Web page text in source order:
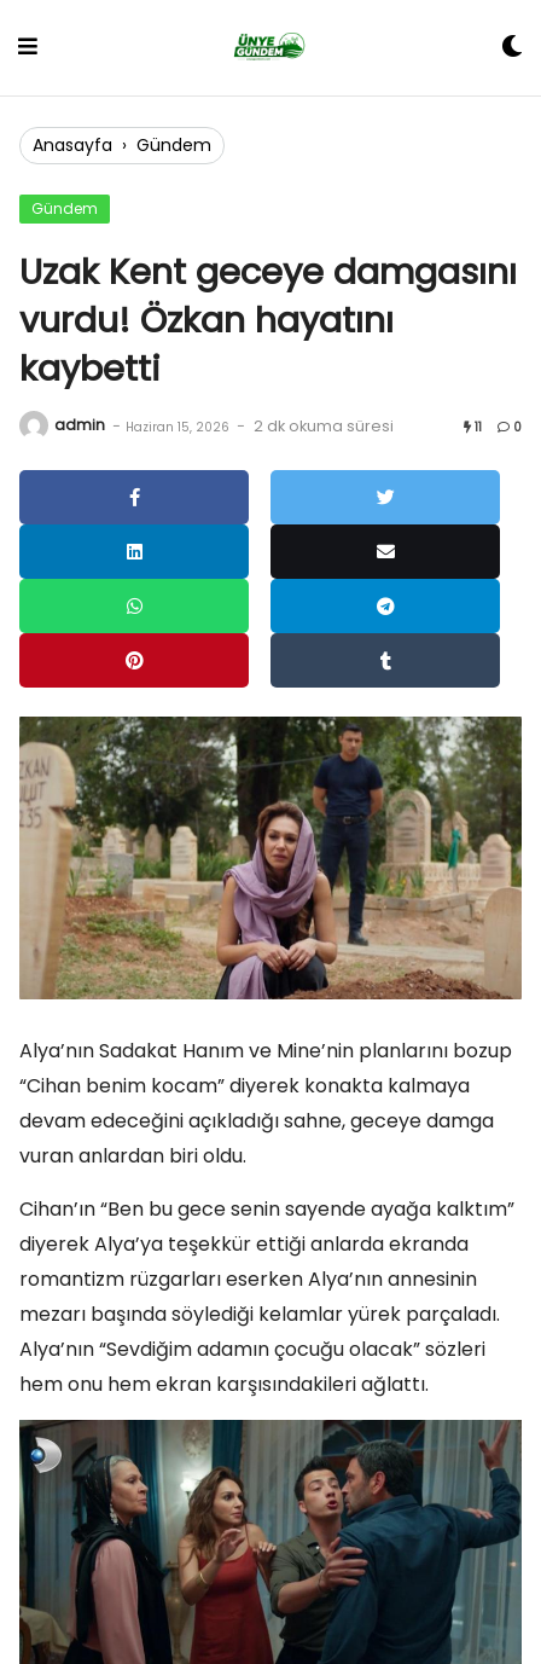
Anasayfa › Gündem
Gündem
Uzak Kent geceye damgasını
vurdu! Özkan hayatını
kaybetti
admin - Haziran 15, 2026 - 2 dk okuma süresi 11 0
Alya’nın Sadakat Hanım ve Mine’nin planlarını bozup
“Cihan benim kocam” diyerek konakta kalmaya
devam edeceğini açıkladığı sahne, geceye damga
vuran anlardan biri oldu.
Cihan’ın “Ben bu gece senin sayende ayağa kalktım”
diyerek Alya’ya teşekkür ettiği anlarda ekranda
romantizm rüzgarları eserken Alya’nın annesinin
mezarı başında söylediği kelamlar yürek parçaladı.
Alya’nın “Sevdiğim adamın çocuğu olacak” sözleri
hem onu hem ekran karşısındakileri ağlattı.